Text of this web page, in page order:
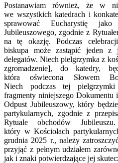
Postanawiam również, że w
we wszystkich katedrach i
sprawować Eucharystię
Jubileuszowego, zgodnie z
na tę okazję. Podczas
biskupa może zastąpić jeden z
delegatów. Niech pielgrzymka z
zgromadzenie], do katedry,
która oświecona Słowem
Niech podczas tej
fragmenty niniejszego Dokumentu
Odpust Jubileuszowy, który
partykularnych, zgodnie z
Rytuale obchodów
który w Kościołach
grudnia 2025 r., należy
przyjąć z pełnym udziałem
jak i znaki potwierdzające jej